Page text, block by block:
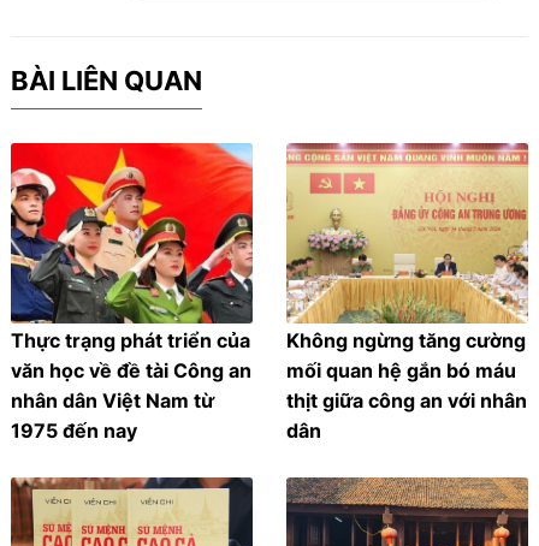
BÀI LIÊN QUAN
Thực trạng phát triển của
văn học về đề tài Công an
nhân dân Việt Nam từ
1975 đến nay
Không ngừng tăng cường
mối quan hệ gắn bó máu
thịt giữa công an với nhân
dân